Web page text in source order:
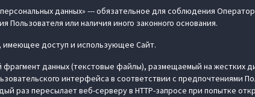
данных» --- обязательное для соблюдения
Пользователя или наличия иного законного основания.
имеющее доступ и использующее Сайт.
фрагмент данных (текстовые файлы), размещаемый на жестких
интерфейса в соответствии с предпочтениями
раз пересылает веб-серверу в HTTP-запросе при попытке